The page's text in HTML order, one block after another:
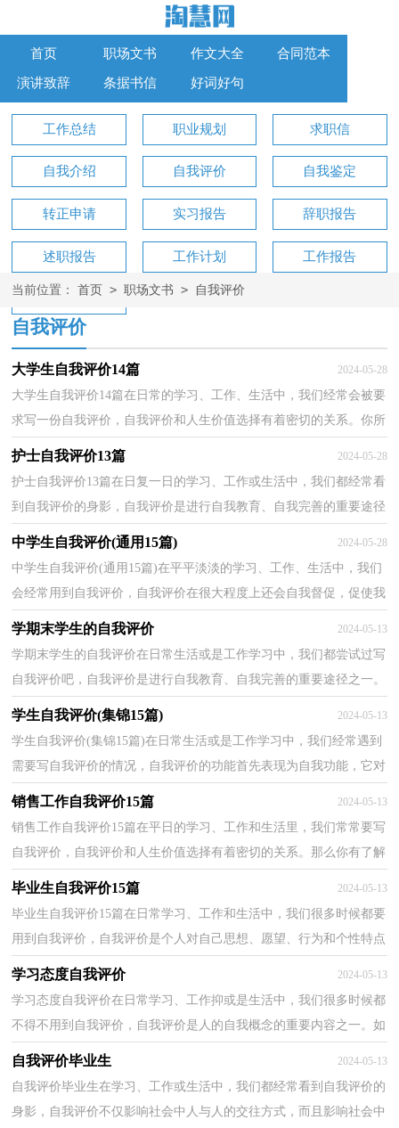
首页 职场文书 作文大全 合同范本
演讲致辞 条据书信 好词好句
工作总结 职业规划 求职信
自我介绍 自我评价 自我鉴定
转正申请 实习报告 辞职报告
述职报告 工作计划 工作报告
工作方案
当前位置： 首页 > 职场文书 > 自我评价
自我评价
大学生自我评价14篇 2024-05-28
大学生自我评价14篇在日常的学习、工作、生活中，我们经常会被要
求写一份自我评价，自我评价和人生价值选择有着密切的关系。你所
护士自我评价13篇 2024-05-28
护士自我评价13篇在日复一日的学习、工作或生活中，我们都经常看
到自我评价的身影，自我评价是进行自我教育、自我完善的重要途径
中学生自我评价(通用15篇) 2024-05-28
中学生自我评价(通用15篇)在平平淡淡的学习、工作、生活中，我们
会经常用到自我评价，自我评价在很大程度上还会自我督促，促使我
学期末学生的自我评价 2024-05-13
学期末学生的自我评价在日常生活或是工作学习中，我们都尝试过写
自我评价吧，自我评价是进行自我教育、自我完善的重要途径之一。
学生自我评价(集锦15篇) 2024-05-13
学生自我评价(集锦15篇)在日常生活或是工作学习中，我们经常遇到
需要写自我评价的情况，自我评价的功能首先表现为自我功能，它对
销售工作自我评价15篇 2024-05-13
销售工作自我评价15篇在平日的学习、工作和生活里，我们常常要写
自我评价，自我评价和人生价值选择有着密切的关系。那么你有了解
毕业生自我评价15篇 2024-05-13
毕业生自我评价15篇在日常学习、工作和生活中，我们很多时候都要
用到自我评价，自我评价是个人对自己思想、愿望、行为和个性特点
的判断和评价。你知道自我评价怎样才能写的好吗...
学习态度自我评价 2024-05-13
学习态度自我评价在日常学习、工作抑或是生活中，我们很多时候都
不得不用到自我评价，自我评价是人的自我概念的重要内容之一。如
自我评价毕业生 2024-05-13
自我评价毕业生在学习、工作或生活中，我们都经常看到自我评价的
身影，自我评价不仅影响社会中人与人的交往方式，而且影响社会中